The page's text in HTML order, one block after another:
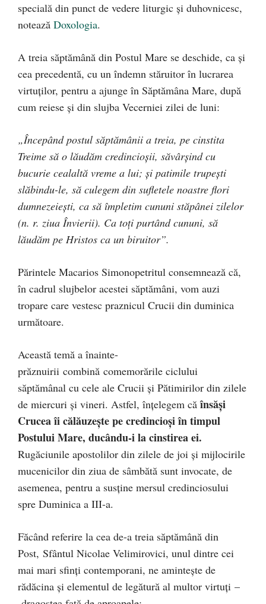
specială din punct de vedere liturgic și duhovnicesc,
notează Doxologia.
A treia săptămână din Postul Mare se deschide, ca și
cea precedentă, cu un îndemn stăruitor în lucrarea
virtuților, pentru a ajunge în Săptămâna Mare, după
cum reiese și din slujba Vecerniei zilei de luni:
„Începând postul săptămânii a treia, pe cinstita
Treime să o lăudăm credincioşii, săvârşind cu
bucurie cealaltă vreme a lui; şi patimile trupeşti
slăbindu-le, să culegem din sufletele noastre flori
dumnezeieşti, ca să împletim cununi stăpânei zilelor
(n. r. ziua Învierii). Ca toţi purtând cununi, să
lăudăm pe Hristos ca un biruitor”.
Părintele Macarios Simonopetritul consemnează că,
în cadrul slujbelor acestei săptămâni, vom auzi
tropare care vestesc praznicul Crucii din duminica
următoare.
Această temă a înainte-
prăznuirii combină comemorările ciclului
săptămânal cu cele ale Crucii şi Pătimirilor din zilele
de miercuri şi vineri. Astfel, înțelegem căînsăşi
Crucea îi călăuzeşte pe credincioşi în timpul
Postului Mare, ducându-i la cinstirea ei.
Rugăciunile apostolilor din zilele de joi şi mijlocirile
mucenicilor din ziua de sâmbătă sunt invocate, de
asemenea, pentru a susţine mersul credinciosului
spre Duminica a III-a.
Făcând referire la cea de-a treia săptămână din
Post, Sfântul Nicolae Velimirovici, unul dintre cei
mai mari sfinți contemporani, ne amintește de
rădăcina și elementul de legătură al multor virtuți –